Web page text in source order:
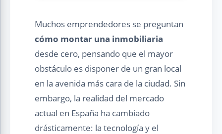
Muchos emprendedores se preguntan
cómo montar una inmobiliaria
desde cero, pensando que el mayor
obstáculo es disponer de un gran local
en la avenida más cara de la ciudad. Sin
embargo, la realidad del mercado
actual en España ha cambiado
drásticamente: la tecnología y el